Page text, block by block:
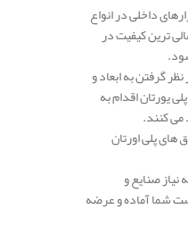
داخلی در انواع
ترین کیفیت در
گرفتن به ابعاد و
یورتان اقدام به
کنند.
های پلی اورتان
نیاز صنایع و
شما آماده و عرضه